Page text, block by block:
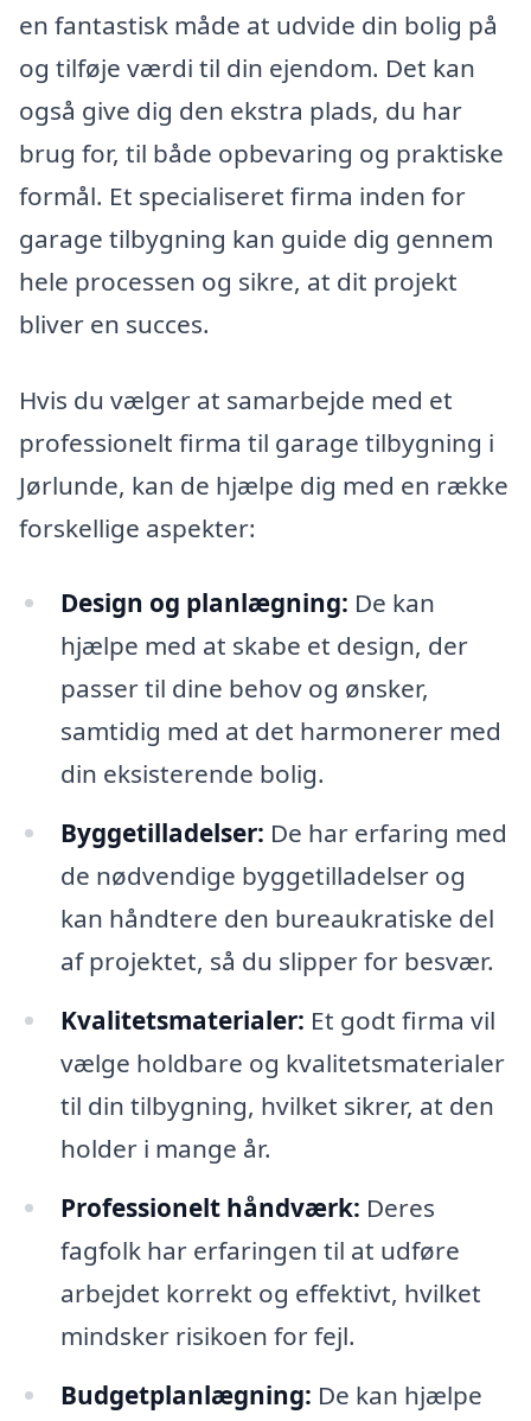
en fantastisk måde at udvide din bolig på
og tilføje værdi til din ejendom. Det kan
også give dig den ekstra plads, du har
brug for, til både opbevaring og praktiske
formål. Et specialiseret firma inden for
garage tilbygning kan guide dig gennem
hele processen og sikre, at dit projekt
bliver en succes.
Hvis du vælger at samarbejde med et
professionelt firma til garage tilbygning i
Jørlunde, kan de hjælpe dig med en række
forskellige aspekter:
Design og planlægning: De kan
hjælpe med at skabe et design, der
passer til dine behov og ønsker,
samtidig med at det harmonerer med
din eksisterende bolig.
Byggetilladelser: De har erfaring med
de nødvendige byggetilladelser og
kan håndtere den bureaukratiske del
af projektet, så du slipper for besvær.
Kvalitetsmaterialer: Et godt firma vil
vælge holdbare og kvalitetsmaterialer
til din tilbygning, hvilket sikrer, at den
holder i mange år.
Professionelt håndværk: Deres
fagfolk har erfaringen til at udføre
arbejdet korrekt og effektivt, hvilket
mindsker risikoen for fejl.
Budgetplanlægning: De kan hjælpe